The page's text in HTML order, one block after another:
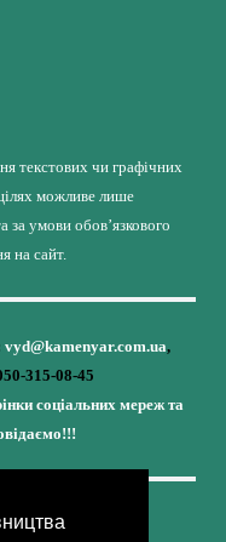
текстових чи графічних
можливе лише
умови обов’язкового
на сайт.
vyd@kamenyar.com.ua,
315-08-45
соціальних мереж та
у спротив,